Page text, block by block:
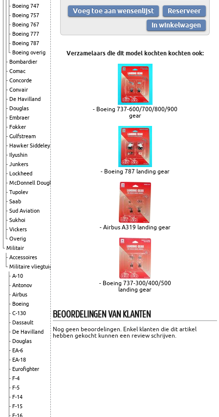
Boeing 747
Boeing 757
Boeing 767
Boeing 777
Boeing 787
Boeing overig
Bombardier
Comac
Concorde
Convair
De Havilland
Douglas
Embraer
Fokker
Gulfstream
Hawker Siddeley
Ilyushin
Junkers
Lockheed
McDonnell Douglas
Tupolev
Saab
Sud Aviation
Sukhoi
Vickers
Overig
Militair
Accessoires
Militaire vliegtuigen
A-10
Antonov
Airbus
Boeing
C-130
Dassault
De Havilland
Douglas
EA-6
EA-18
Eurofighter
F-4
F-5
F-14
F-15
F-16
Verzamelaars die dit model kochten kochten ook:
- Boeing 737-600/700/800/900
gear
- Boeing 787 landing gear
- Airbus A319 landing gear
- Boeing 737-300/400/500
landing gear
BEOORDELINGEN VAN KLANTEN
Nog geen beoordelingen. Enkel klanten die dit artikel
hebben gekocht kunnen een review schrijven.